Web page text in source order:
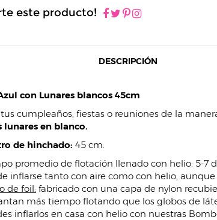
este producto!
DESCRIPCIÓN
con Lunares blancos 45cm
cumpleaños, fiestas o reuniones de la
lunares en blanco.
de hinchado: 45 cm.
promedio de flotación llenado con helio: 5-7
inflarse tanto con aire como con helio,
de foil: fabricado con una capa de nylon
más tiempo flotando que los globos de
inflarlos en casa con helio con nuestras